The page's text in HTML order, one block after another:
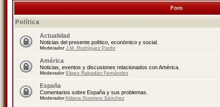
Foro
Política
Actualidad
Noticias del presente político, económico y social.
ModeradorJ.M. Rodríguez Pardo
América
Noticias, eventos y discusiones relacionados con América.
ModeradorEliseo Rabadán Fernández
España
Comentarios sobre España y sus problemas.
ModeradorAtilana Guerrero Sánchez